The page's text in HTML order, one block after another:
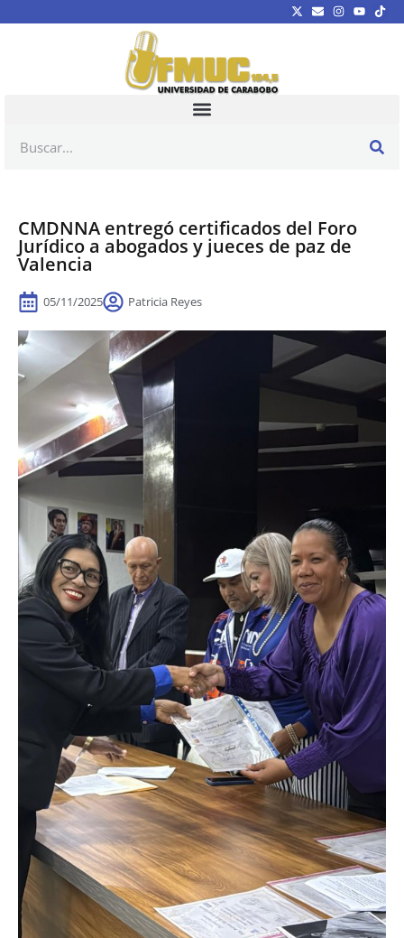
CMDNNA entregó certificados del Foro
Jurídico a abogados y jueces de paz de
Valencia
05/11/2025 Patricia Reyes